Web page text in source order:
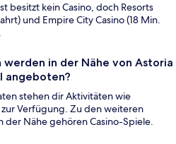
besitzt kein Casino, doch Resorts
und Empire City Casino (18 Min.
in der Nähe von Astoria
angeboten?
stehen dir Aktivitäten wie
Verfügung. Zu den weiteren
der Nähe gehören Casino-Spiele.